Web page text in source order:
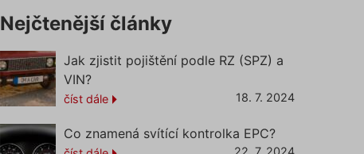
Nejčtenější články
Jak zjistit pojištění podle RZ (SPZ) a
VIN?
číst dále 18. 7. 2024
Co znamená svítící kontrolka EPC?
22. 7. 2024